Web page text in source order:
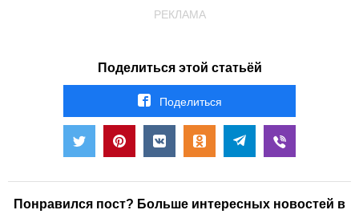
РЕКЛАМА
Поделиться этой статьёй
Поделиться
Понравился пост? Больше интересных новостей в